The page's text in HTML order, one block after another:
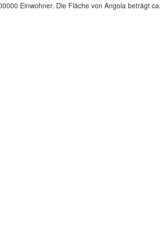
Einwohner. Die Fläche von Angola beträgt